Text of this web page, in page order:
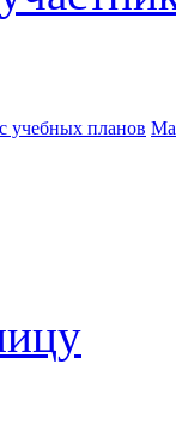
учебных планов